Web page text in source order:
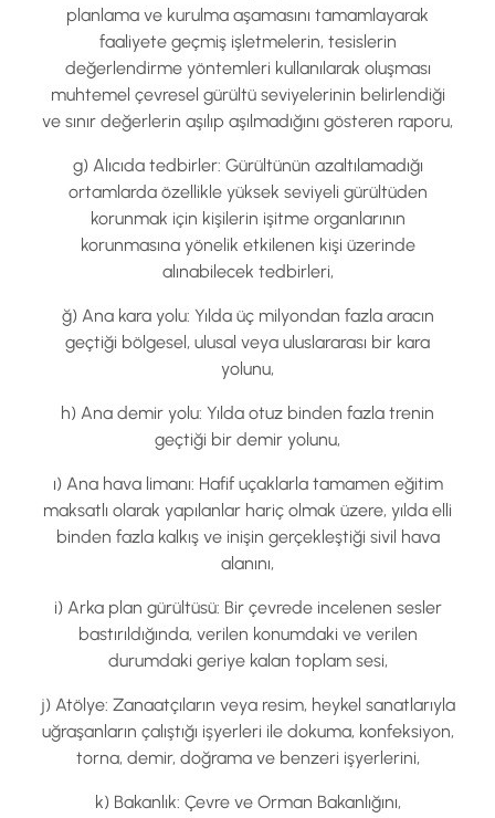
planlama ve kurulma aşamasını tamamlayarak
faaliyete geçmiş işletmelerin, tesislerin
değerlendirme yöntemleri kullanılarak oluşması
muhtemel çevresel gürültü seviyelerinin belirlendiği
ve sınır değerlerin aşılıp aşılmadığını gösteren raporu,
g) Alıcıda tedbirler: Gürültünün azaltılamadığı
ortamlarda özellikle yüksek seviyeli gürültüden
korunmak için kişilerin işitme organlarının
korunmasına yönelik etkilenen kişi üzerinde
alınabilecek tedbirleri,
ğ) Ana kara yolu: Yılda üç milyondan fazla aracın
geçtiği bölgesel, ulusal veya uluslararası bir kara
yolunu,
h) Ana demir yolu: Yılda otuz binden fazla trenin
geçtiği bir demir yolunu,
ı) Ana hava limanı: Hafif uçaklarla tamamen eğitim
maksatlı olarak yapılanlar hariç olmak üzere, yılda elli
binden fazla kalkış ve inişin gerçekleştiği sivil hava
alanını,
i) Arka plan gürültüsü: Bir çevrede incelenen sesler
bastırıldığında, verilen konumdaki ve verilen
durumdaki geriye kalan toplam sesi,
j) Atölye: Zanaatçıların veya resim, heykel sanatlarıyla
uğraşanların çalıştığı işyerleri ile dokuma, konfeksiyon,
torna, demir, doğrama ve benzeri işyerlerini,
k) Bakanlık: Çevre ve Orman Bakanlığını,